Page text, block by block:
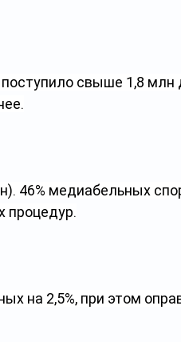
свыше 1,8 млн
46% медиабельных
процедур.
на 2,5%, при этом